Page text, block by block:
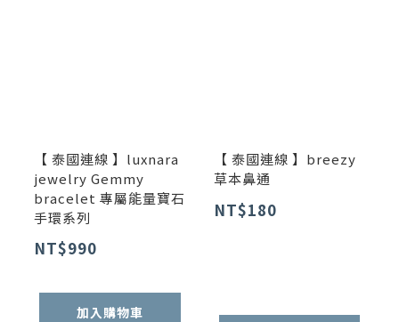
【 泰國連線 】luxnara
jewelry Gemmy
bracelet 專屬能量寶石
手環系列
NT$990
加入購物車
【 泰國連線 】breezy
草本鼻通
NT$180